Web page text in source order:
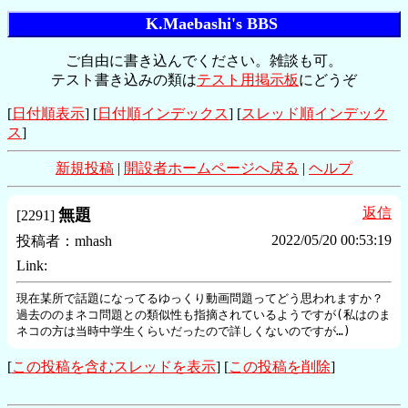
K.Maebashi's BBS
ご自由に書き込んでください。雑談も可。
テスト書き込みの類はテスト用掲示板にどうぞ
[日付順表示] [日付順インデックス] [スレッド順インデック
ス]
新規投稿 | 開設者ホームページへ戻る | ヘルプ
[2291] 無題
返信
投稿者： mhash
2022/05/20 00:53:19
Link:
現在某所で話題になってるゆっくり動画問題ってどう思われますか？
過去ののまネコ問題との類似性も指摘されているようですが(私はのま
[この投稿を含むスレッドを表示] [この投稿を削除]